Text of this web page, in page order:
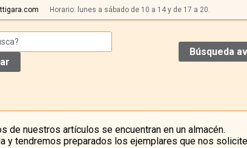
Horario: lunes a sábado de 10 a 14 y de 17 a 20.
Búsqueda
de nuestros artículos se encuentran en un almacén.
y tendremos preparados los ejemplares que nos